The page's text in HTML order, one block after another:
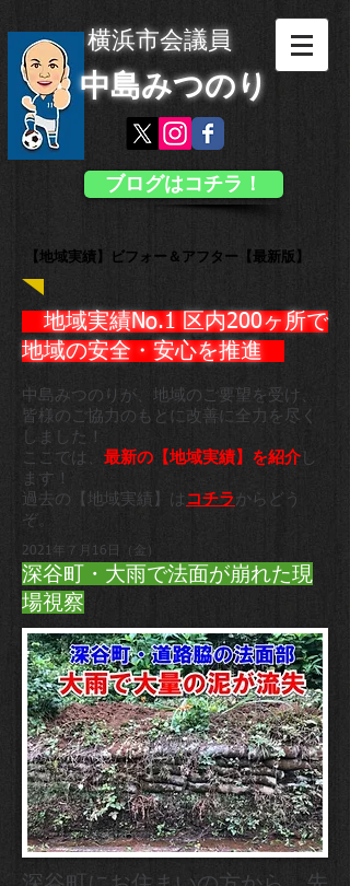
横浜市会議員
中島みつのり
ブログはコチラ！
【地域実績】ビフォー＆アフター【最新版】
地域実績No.1 区内200ヶ所で
地域の安全・安心を推進 ​
中島みつのりが、地域のご要望を受け、
皆様のご協力のもとに 改善に全力を尽く
しました！
ここでは、 最新の【地域実績】を紹介し
ます！
過去の【地域実績】は コチラからどう
ぞ。
2021年７月16日（金）
深谷町・大雨で法面が崩れた現
場視察